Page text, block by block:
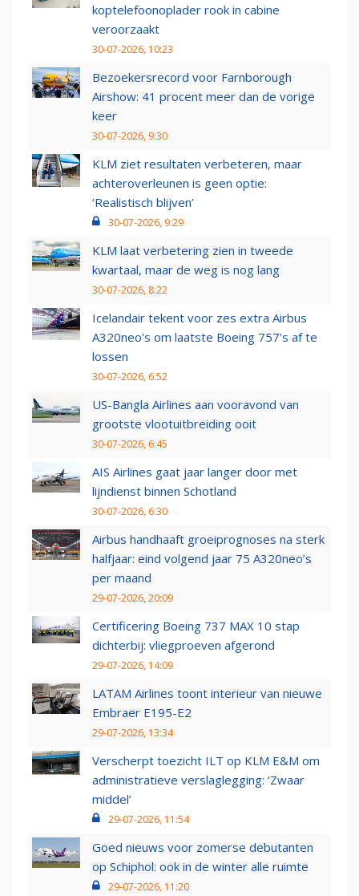
koptelefoonoplader rook in cabine
veroorzaakt
30-07-2026, 10:23
Bezoekersrecord voor Farnborough
Airshow: 41 procent meer dan de vorige
keer
30-07-2026, 9:30
KLM ziet resultaten verbeteren, maar
achteroverleunen is geen optie:
‘Realistisch blijven’
30-07-2026, 9:29
KLM laat verbetering zien in tweede
kwartaal, maar de weg is nog lang
30-07-2026, 8:22
Icelandair tekent voor zes extra Airbus
A320neo's om laatste Boeing 757's af te
lossen
30-07-2026, 6:52
US-Bangla Airlines aan vooravond van
grootste vlootuitbreiding ooit
30-07-2026, 6:45
AIS Airlines gaat jaar langer door met
lijndienst binnen Schotland
30-07-2026, 6:30
Airbus handhaaft groeiprognoses na sterk
halfjaar: eind volgend jaar 75 A320neo’s
per maand
29-07-2026, 20:09
Certificering Boeing 737 MAX 10 stap
dichterbij: vliegproeven afgerond
29-07-2026, 14:09
LATAM Airlines toont interieur van nieuwe
Embraer E195-E2
29-07-2026, 13:34
Verscherpt toezicht ILT op KLM E&M om
administratieve verslaglegging: ‘Zwaar
middel’
29-07-2026, 11:54
Goed nieuws voor zomerse debutanten
op Schiphol: ook in de winter alle ruimte
29-07-2026, 11:20